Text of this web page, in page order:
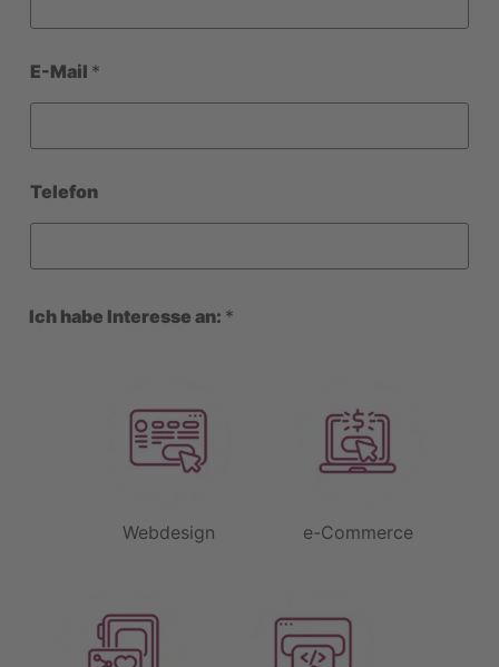
n
*
c
E-Mail *
Telefon
Ich habe Interesse an: *
Webdesign e-Commerce